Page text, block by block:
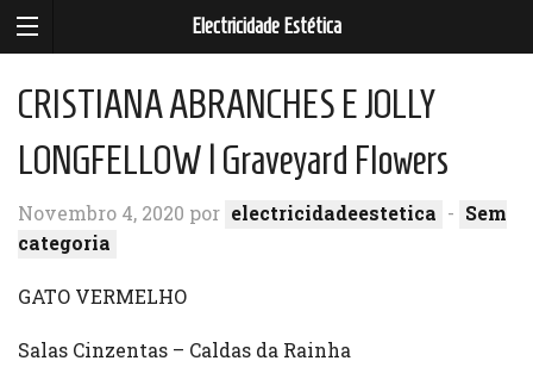
Electricidade Estética
CRISTIANA ABRANCHES E JOLLY
LONGFELLOW | Graveyard Flowers
Novembro 4, 2020 por electricidadeestetica - Sem
categoria
GATO VERMELHO
Salas Cinzentas – Caldas da Rainha